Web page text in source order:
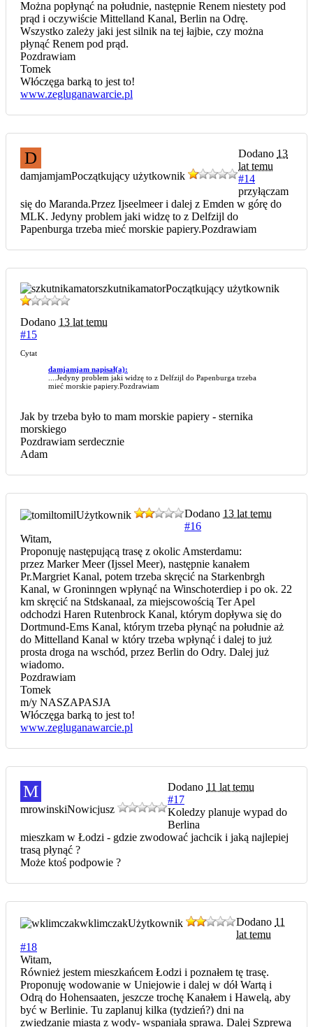
Można popłynąć na południe, następnie Renem niestety pod
prąd i oczywiście Mittelland Kanal, Berlin na Odrę.
Wszystko zależy jaki jest silnik na tej łajbie, czy można
płynąć Renem pod prąd.
Pozdrawiam
Tomek
Włóczęga barką to jest to!
www.zegluganawarcie.pl
D
damjamjamPoczątkujący użytkownik
Dodano 13
lat temu
#14
przyłączam
się do Maranda.Przez Ijseelmeer i dalej z Emden w górę do
MLK. Jedyny problem jaki widzę to z Delfzijl do
Papenburga trzeba mieć morskie papiery.Pozdrawiam
szkutnikamatorPoczątkujący użytkownik
Dodano 13 lat temu
#15
Cytat
damjamjam napisał(a):
....Jedyny problem jaki widzę to z Delfzijl do Papenburga trzeba
mieć morskie papiery.Pozdrawiam
Jak by trzeba było to mam morskie papiery - sternika
morskiego
Pozdrawiam serdecznie
Adam
tomilUżytkownik Dodano 13 lat temu
#16
Witam,
Proponuję następującą trasę z okolic Amsterdamu:
przez Marker Meer (Ijssel Meer), następnie kanałem
Pr.Margriet Kanal, potem trzeba skręcić na Starkenbrgh
Kanal, w Groninngen wpłynąć na Winschoterdiep i po ok. 22
km skręcić na Stdskanaal, za miejscowością Ter Apel
odchodzi Haren Rutenbrock Kanal, którym dopływa się do
Dortmund-Ems Kanal, którym trzeba płynąć na południe aż
do Mittelland Kanal w który trzeba wpłynąć i dalej to już
prosta droga na wschód, przez Berlin do Odry. Dalej już
wiadomo.
Pozdrawiam
Tomek
m/y NASZAPASJA
Włóczęga barką to jest to!
www.zegluganawarcie.pl
M
mrowinskiNowicjusz
Dodano 11 lat temu
#17
Koledzy planuje wypad do
Berlina
mieszkam w Łodzi - gdzie zwodować jachcik i jaką najlepiej
trasą płynąć ?
Może ktoś podpowie ?
wklimczakUżytkownik Dodano 11
lat temu
#18
Witam,
Również jestem mieszkańcem Łodzi i poznałem tę trasę.
Proponuję wodowanie w Uniejowie i dalej w dół Wartą i
Odrą do Hohensaaten, jeszcze trochę Kanałem i Hawelą, aby
być w Berlinie. Tu zaplanuj kilka (tydzień?) dni na
zwiedzanie miasta z wody- wspaniała sprawa. Dalej Szprewą